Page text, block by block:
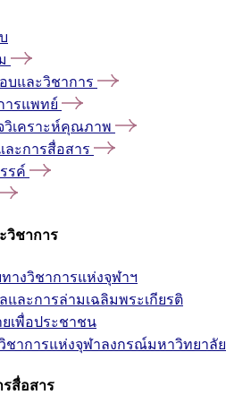
บและวิชาการ
ารแพทย์
วิเคราะห์คุณภาพ
ละการสื่อสาร
รค์
วิชาการ
างวิชาการแห่งจุฬาฯ
และการล่ามเฉลิมพระเกียรติ
เพื่อประชาชน
ชาการแห่งจุฬาลงกรณ์มหาวิทยาลัย
รสื่อสาร